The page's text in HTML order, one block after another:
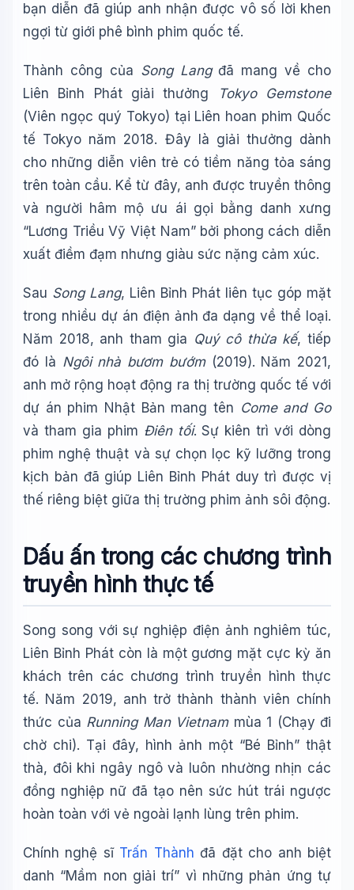
bạn diễn đã giúp anh nhận được vô số lời khen
ngợi từ giới phê bình phim quốc tế.
Thành công của Song Langđã mang về cho
Liên Bỉnh Phát giải thưởng
Tokyo Gemstone
(Viên ngọc quý Tokyo) tại Liên hoan phim Quốc
tế Tokyo năm 2018. Đây là giải thưởng dành
cho những diễn viên trẻ có tiềm năng tỏa sáng
trên toàn cầu. Kể từ đây, anh được truyền thông
và người hâm mộ ưu ái gọi bằng danh xưng
“Lương Triều Vỹ Việt Nam” bởi phong cách diễn
xuất điềm đạm nhưng giàu sức nặng cảm xúc.
Sau Song Lang, Liên Bỉnh Phát liên tục góp mặt
trong nhiều dự án điện ảnh đa dạng về thể loại.
Năm 2018, anh tham gia Quý cô thừa kế, tiếp
đó là Ngôi nhà bươm bướm(2019). Năm 2021,
anh mở rộng hoạt động ra thị trường quốc tế với
dự án phim Nhật Bản mang tên Come and Go
và tham gia phim Điên tối. Sự kiên trì với dòng
phim nghệ thuật và sự chọn lọc kỹ lưỡng trong
kịch bản đã giúp Liên Bỉnh Phát duy trì được vị
thế riêng biệt giữa thị trường phim ảnh sôi động.
Dấu ấn trong các chương trình
truyền hình thực tế
Song song với sự nghiệp điện ảnh nghiêm túc,
Liên Bỉnh Phát còn là một gương mặt cực kỳ ăn
khách trên các chương trình truyền hình thực
tế. Năm 2019, anh trở thành thành viên chính
thức của Running Man Vietnammùa 1 (Chạy đi
chờ chi). Tại đây, hình ảnh một “Bé Bỉnh” thật
thà, đôi khi ngây ngô và luôn nhường nhịn các
đồng nghiệp nữ đã tạo nên sức hút trái ngược
hoàn toàn với vẻ ngoài lạnh lùng trên phim.
Chính nghệ sĩ Trấn Thành đã đặt cho anh biệt
danh “Mầm non giải trí” vì những phản ứng tự